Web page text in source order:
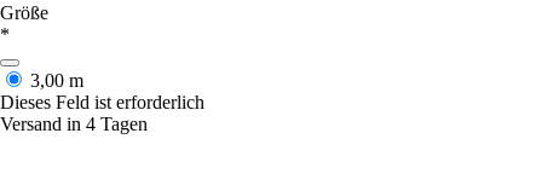
Größe
*
3,00 m
Dieses Feld ist erforderlich
Versand in 4 Tagen